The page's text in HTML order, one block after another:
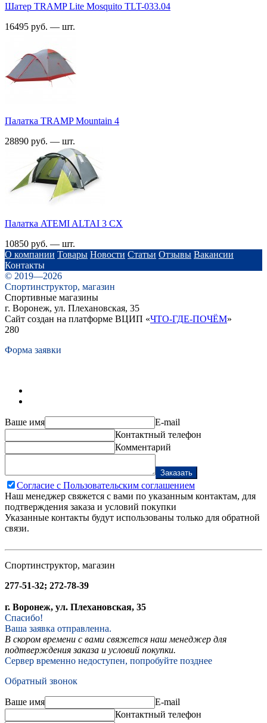
Шатер TRАMP Lite Mosquito TLT-033.04
16495 руб. — шт.
Палатка TRАMP Mountain 4
28890 руб. — шт.
Палатка ATEMI ALTAI 3 СХ
10850 руб. — шт.
О компании Товары Новости Статьи Отзывы Вакансии
Контакты
© 2019—2026
Спортинструктор, магазин
Спортивные магазины
г. Воронеж, ул. Плехановская, 35
Сайт создан на платформе ВЦИП «ЧТО-ГДЕ-ПОЧЁМ»
280
Форма заявки
Ваше имя
E-mail
Контактный телефон
Комментарий
Заказать
Согласие с Пользовательским соглашением
Наш менеджер свяжется с вами по указанным контактам, для
подтверждения заказа и условий покупки
Указанные контакты будут использованы только для обратной
связи.
Спортинструктор, магазин
277-51-32; 272-78-39
г. Воронеж, ул. Плехановская, 35
Спасибо!
Ваша заявка отправленна.
В скором времени с вами свяжется наш менеджер для
подтверждения заказа и условий покупки.
Сервер временно недоступен, попробуйте позднее
Обратный звонок
Ваше имя
E-mail
Контактный телефон